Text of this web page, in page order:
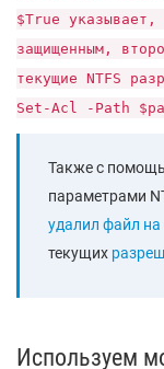
$True указывает,
защищенным,
текущие NTFS
Set-Acl -Path
Также с
параметрами
удалил файл на
текущих
Используем